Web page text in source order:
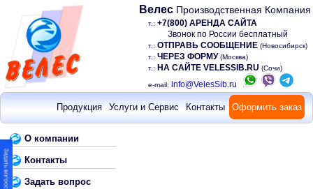
Велес Производственная Компания
т.: +7(800) АРЕНДА САЙТА
Звонок по России бесплатный
т.: ОТПРАВЬ СООБЩЕНИЕ (Новосибирск)
т.: ЧЕРЕЗ ФОРМУ (Москва)
т.: НА САЙТЕ VELESSIB.RU (Сочи)
e-mail: info@VelesSib.ru
Продукция Услуги и Сервис Контакты Оформить заказ
О компании
Контакты
Задать вопрос